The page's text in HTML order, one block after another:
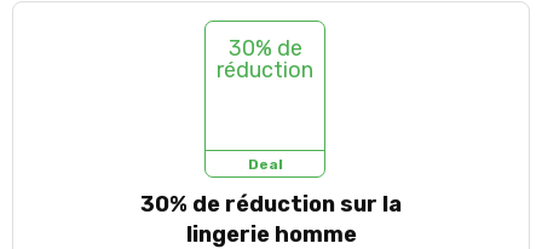
30% de
réduction
Deal
30% de réduction sur la
lingerie homme